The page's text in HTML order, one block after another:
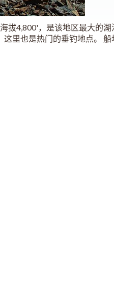
拔4,800'，是该地区最大的
里也是热门的垂钓地点。